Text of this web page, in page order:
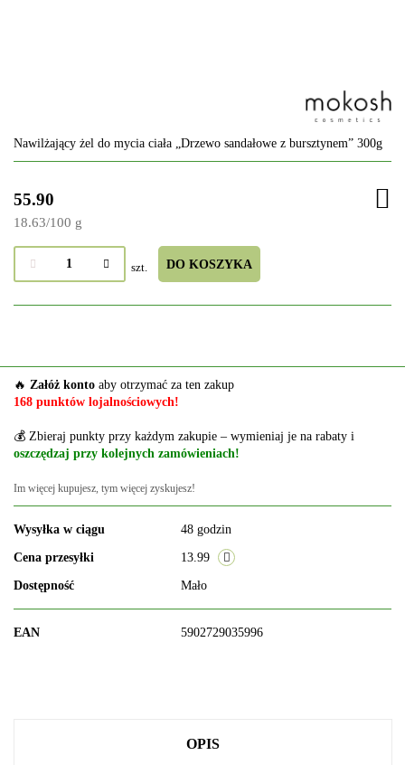
Nawilżający żel do mycia ciała „Drzewo sandałowe z bursztynem” 300g
55.90
18.63/100 g
szt. DO KOSZYKA
🔥 Załóż konto aby otrzymać za ten zakup
168 punktów lojalnościowych!
💰 Zbieraj punkty przy każdym zakupie – wymieniaj je na rabaty i
oszczędzaj przy kolejnych zamówieniach!
Im więcej kupujesz, tym więcej zyskujesz!
Wysyłka w ciągu 48 godzin
Cena przesyłki 13.99
Dostępność Mało
EAN 5902729035996
OPIS